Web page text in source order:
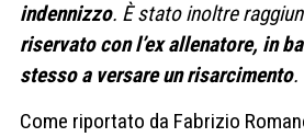
indennizzo. È stato inoltre
riservato con l’ex allenatore, in
stesso a versare un risarcimento.
Come riportato da Fabrizio